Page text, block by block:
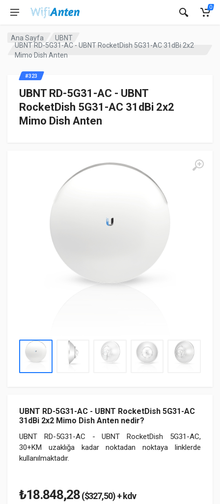
0
Ana Sayfa
UBNT
UBNT RD-5G31-AC - UBNT RocketDish 5G31-AC 31dBi 2x2
Mimo Dish Anten
UBNT RD-5G31-AC - UBNT
RocketDish 5G31-AC 31dBi 2x2
Mimo Dish Anten
UBNT RD-5G31-AC - UBNT RocketDish 5G31-AC
31dBi 2x2 Mimo Dish Anten nedir?
UBNT RD-5G31-AC - UBNT RocketDish 5G31-AC,
30+KM uzaklığa kadar noktadan noktaya linklerde
kullanılmaktadır.
#323
₺18.848,28($327,50) + kdv